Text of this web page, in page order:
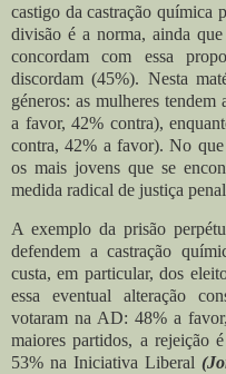
castigo da castração química
divisão é a norma, ainda
concordam com essa
discordam (45%). Nesta
géneros: as mulheres
a favor, 42% contra),
contra, 42% a favor). No
os mais jovens que se
medida radical de justiça
A exemplo da prisão
defendem a castração
custa, em particular, dos
essa eventual alteração
votaram na AD: 48% a
maiores partidos, a rejeição
53% na Iniciativa Liberal